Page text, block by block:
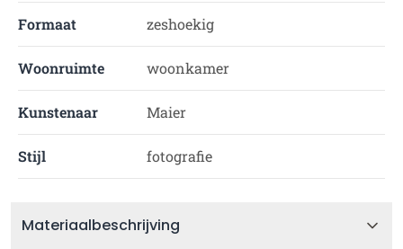
Formaat zeshoekig
Woonruimte woonkamer
Kunstenaar Maier
Stijl fotografie
Materiaalbeschrijving